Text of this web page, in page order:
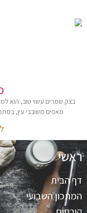
בצק שמרים עשוי טוב, הוא
מאפים משובבי עין,
ראשי
דף הבית
המתכון השבועי